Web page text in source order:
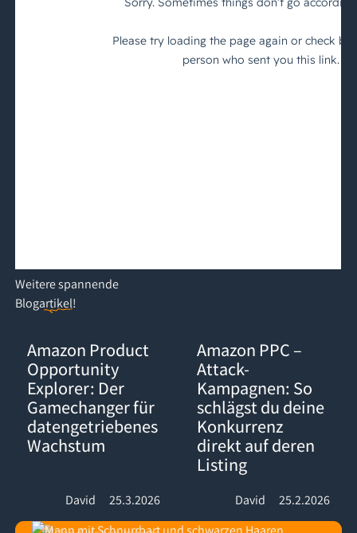
Weiterespannende
Blogartikel!
Amazon Product
Opportunity
Explorer: Der
Gamechanger für
datengetriebenes
Wachstum
David 25.3.2026
Amazon PPC –
Attack-
Kampagnen: So
schlägst du deine
Konkurrenz
direkt auf deren
Listing
David 25.2.2026